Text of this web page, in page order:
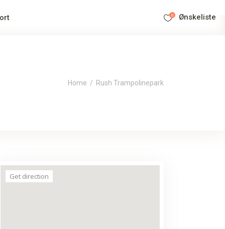
0 Ønskeliste
Home / Rush Trampolinepark
Get direction